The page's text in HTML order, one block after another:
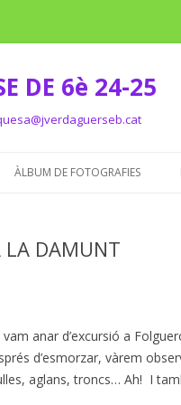
DE 6è 24-25
ÀLBUM DE FOTOGRAFIES
LA DAMUNT
anar d’excursió a
d’esmorzar, vàrem
aglans, troncs… Ah! I